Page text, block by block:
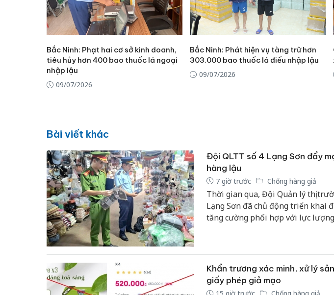
Bắc Ninh: Phạt hai cơ sở kinh doanh,
tiêu hủy hơn 400 bao thuốc lá ngoại
nhập lậu
09/07/2026
Bắc Ninh: Phát hiện vụ tàng trữ hơn
303.000 bao thuốc lá điếu nhập lậu
09/07/2026
Bài viết khác
Đội QLTT số 4 Lạng Sơn đẩy
hàng lậu
7 giờ trước Chống hàng giả
Thời gian qua, Đội Quản lý thị
Lạng Sơn đã chủ động triển khai
tăng cường phối hợp với lực
Khẩn trương xác minh, xử lý
giấy phép giả mạo